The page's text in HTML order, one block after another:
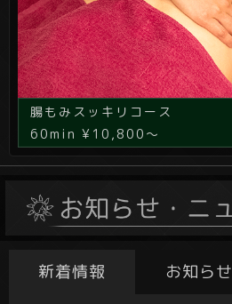
腸もみスッキリコース
60min ¥10,800～
新着情報 お知らせ